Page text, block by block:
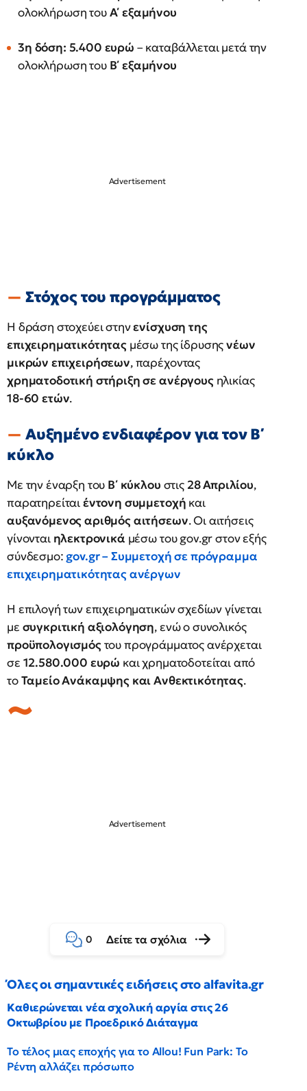
ολοκλήρωση τουΑ΄ εξαμήνου
3η δόση: 5.400 ευρώ – καταβάλλεται μετά την
ολοκλήρωση του Β΄ εξαμήνου
Στόχος του προγράμματος
Η δράση στοχεύει στηνενίσχυση της
επιχειρηματικότηταςμέσω της ίδρυσηςνέων
μικρών επιχειρήσεων, παρέχοντας
χρηματοδοτική στήριξη σε ανέργουςηλικίας
18-60 ετών.
Αυξημένο ενδιαφέρον για τον Β΄
κύκλο
Με την έναρξη του Β΄ κύκλου στις 28 Απριλίου,
παρατηρείταιέντονη συμμετοχή και
αυξανόμενος αριθμός αιτήσεων. Οι αιτήσεις
γίνονται ηλεκτρονικά μέσω του gov.gr στον εξής
σύνδεσμο: gov.gr – Συμμετοχή σε πρόγραμμα
επιχειρηματικότητας ανέργων
Η επιλογή των επιχειρηματικών σχεδίων γίνεται
με συγκριτική αξιολόγηση, ενώ ο συνολικός
προϋπολογισμόςτου προγράμματος ανέρχεται
σε 12.580.000 ευρώ και χρηματοδοτείται από
τοΤαμείο Ανάκαμψης και Ανθεκτικότητας.
0 Δείτε τα σχόλια
Όλες οι σημαντικές ειδήσεις στο alfavita.gr
Καθιερώνεται νέα σχολική αργία στις 26
Οκτωβρίου με Προεδρικό Διάταγμα
Το τέλος μιας εποχής για το Allou! Fun Park: Το
Ρέντη αλλάζει πρόσωπο